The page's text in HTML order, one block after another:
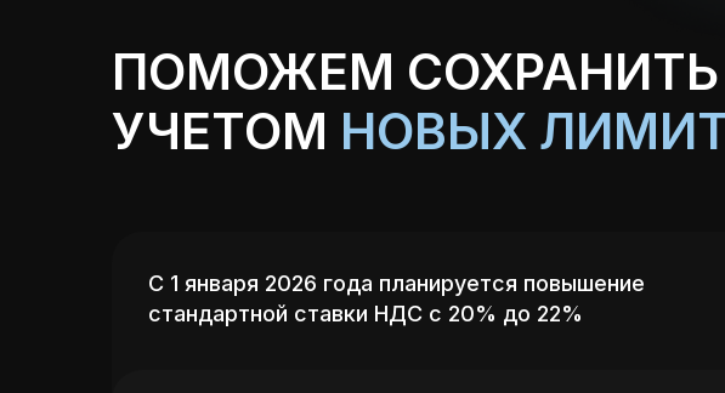
ПОМОЖЕМ
УЧЕТОМ НОВЫХ
С 1 января 2026 года планируется повышение
стандартной ставки НДС с 20% до 22%